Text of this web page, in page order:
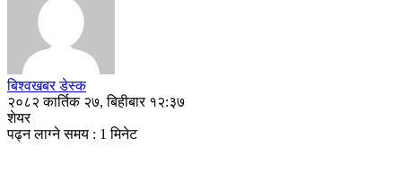
बिश्वखबर डेस्क
२०८२ कार्तिक २७, बिहीबार १२:३७
शेयर
पढ्न लाग्ने समय : 1 मिनेट